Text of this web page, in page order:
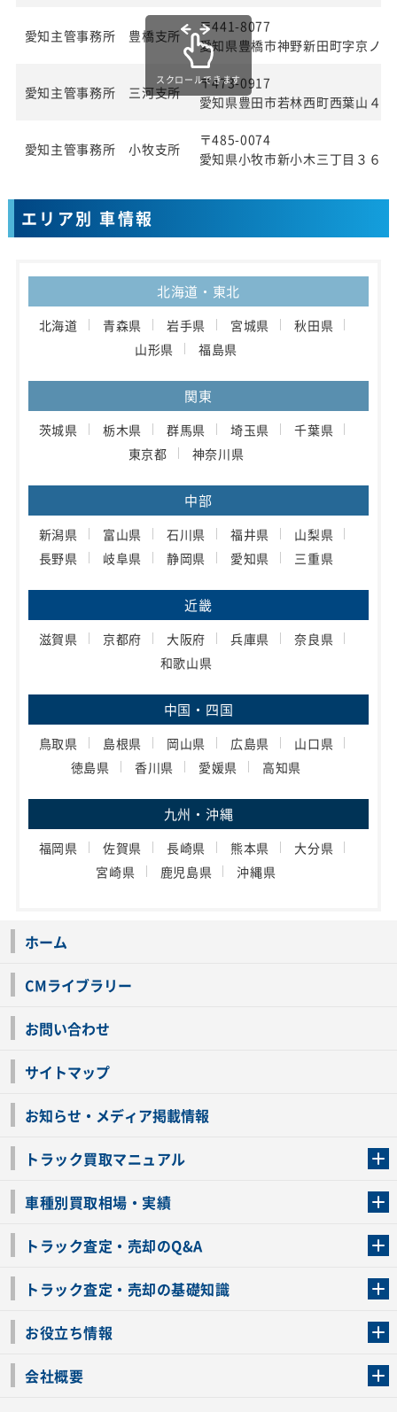
愛知主管事務所 豊橋支所
〒441-8077
愛知県豊橋市神野新田町字京ノ
愛知主管事務所 三河支所
〒473-0917
愛知県豊田市若林西町西葉山４
愛知主管事務所 小牧支所
〒485-0074
愛知県小牧市新小木三丁目３６
スクロールできます
エリア別 車情報
北海道・東北
北海道 青森県 岩手県 宮城県
秋田県
山形県
福島県
関東
茨城県 栃木県 群馬県 埼玉県
千葉県
東京都
神奈川県
中部
新潟県 富山県 石川県 福井県
山梨県
長野県
岐阜県 静岡県 愛知県 三重県
近畿
滋賀県 京都府 大阪府 兵庫県
奈良県
和歌山県
中国・四国
鳥取県 島根県 岡山県 広島県
山口県
徳島県
香川県 愛媛県 高知県
九州・沖縄
福岡県 佐賀県 長崎県 熊本県
大分県
宮崎県
鹿児島県 沖縄県
ホーム
CMライブラリー
お問い合わせ
サイトマップ
お知らせ・メディア掲載情報
トラック買取マニュアル
車種別買取相場・実績
トラック査定・売却のQ&A
トラック査定・売却の基礎知識
お役立ち情報
会社概要